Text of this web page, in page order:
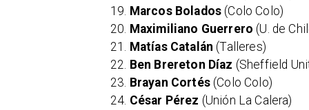
Marcos Bolados (Colo Colo)
Maximiliano Guerrero (U. de
Matías Catalán (Talleres)
Ben Brereton Díaz (Sheffield
Brayan Cortés(Colo Colo)
César Pérez (Unión La Calera)